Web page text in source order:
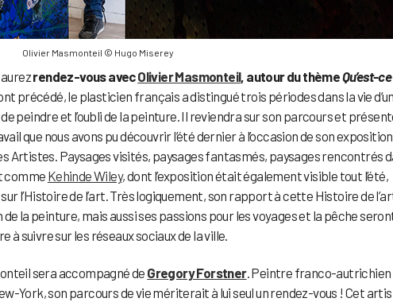
Olivier Masmonteil © Hugo Miserey
rendez-vous avecOlivier Masmonteil, autour du thèmeQu’est-
précédé, le plasticien français a distingué trois périodes dans la vie
peindre et l’oubli de la peinture. Il reviendra sur son parcours et
que nous avons pu découvrir l’été dernier à l’occasion de son
Artistes. Paysages visités, paysages fantasmés, paysages rencontrés
comme Kehinde Wiley, dont l’exposition était également visible tout l’été,
l’Histoire de l’art. Très logiquement, son rapport à cette Histoire de
la peinture, mais aussi ses passions pour les voyages et la pêche
suivre sur les réseaux sociaux de la ville.
sera accompagné de Gregory Forstner. Peintre franco-autrichien
York, son parcours de vie mériterait à lui seul un rendez-vous ! Cet